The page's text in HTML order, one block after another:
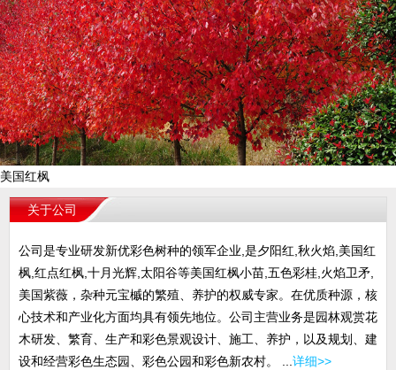
美国红枫
关于公司
公司是专业研发新优彩色树种的领军企业,是夕阳红,秋火焰,美国红
枫,红点红枫,十月光辉,太阳谷等美国红枫小苗,五色彩桂,火焰卫矛,
美国紫薇，杂种元宝槭的繁殖、养护的权威专家。在优质种源，核
心技术和产业化方面均具有领先地位。公司主营业务是园林观赏花
木研发、繁育、生产和彩色景观设计、施工、养护，以及规划、建
设和经营彩色生态园、彩色公园和彩色新农村。 ...详细>>